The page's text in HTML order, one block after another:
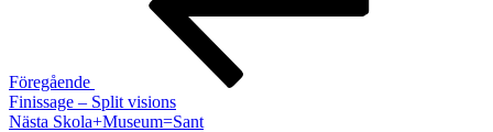
Föregående
Finissage – Split visions
Nästa
Nästa Skola+Museum=Sant